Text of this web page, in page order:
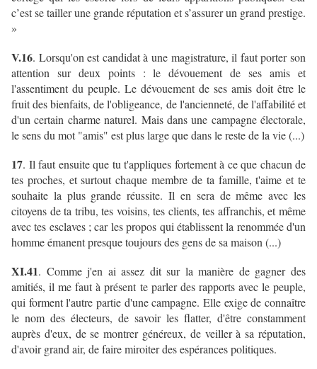
c’est se tailler une grande réputation et s’assurer un grand prestige.
»
V.16. Lorsqu'on est candidat à une magistrature, il faut porter son
attention sur deux points : le dévouement de ses amis et
l'assentiment du peuple. Le dévouement de ses amis doit être le
fruit des bienfaits, de l'obligeance, de l'ancienneté, de l'affabilité et
d'un certain charme naturel. Mais dans une campagne électorale,
le sens du mot "amis" est plus large que dans le reste de la vie (...)
17. Il faut ensuite que tu t'appliques fortement à ce que chacun de
tes proches, et surtout chaque membre de ta famille, t'aime et te
souhaite la plus grande réussite. Il en sera de même avec les
citoyens de ta tribu, tes voisins, tes clients, tes affranchis, et même
avec tes esclaves ; car les propos qui établissent la renommée d'un
homme émanent presque toujours des gens de sa maison (...)
XI.41. Comme j'en ai assez dit sur la manière de gagner des
amitiés, il me faut à présent te parler des rapports avec le peuple,
qui forment l'autre partie d'une campagne. Elle exige de connaître
le nom des électeurs, de savoir les flatter, d'être constamment
auprès d'eux, de se montrer généreux, de veiller à sa réputation,
d'avoir grand air, de faire miroiter des espérances politiques.